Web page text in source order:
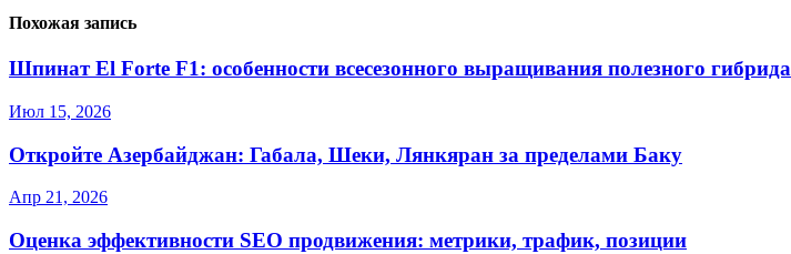
Похожая запись
Шпинат El Forte F1: особенности всесезонного выращивания полезного гибрида
Июл 15, 2026
Откройте Азербайджан: Габала, Шеки, Лянкяран за пределами Баку
Апр 21, 2026
Оценка эффективности SEO продвижения: метрики, трафик, позиции